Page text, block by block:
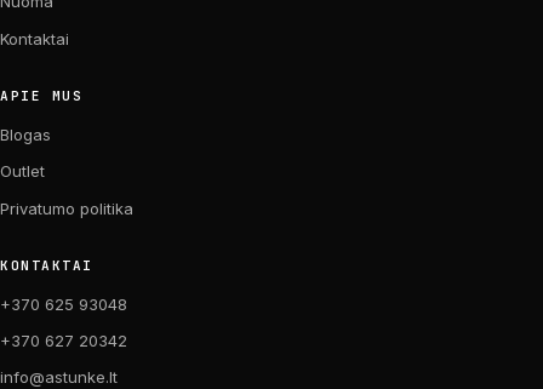
Kontaktai
APIE MUS
Blogas
Outlet
Privatumo politika
KONTAKTAI
+370 625 93048
+370 627 20342
info@astunke.lt